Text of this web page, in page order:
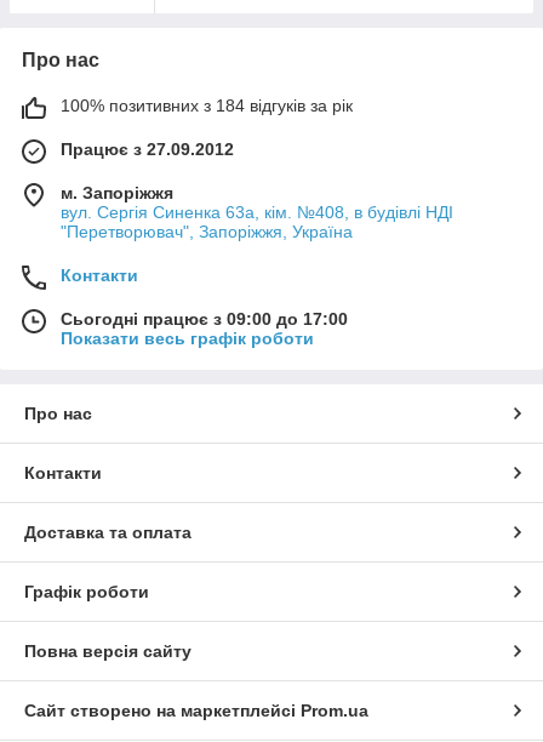
Про нас
100% позитивних з 184 відгуків за рік
Працює з 27.09.2012
м. Запоріжжя
вул. Сергія Синенка 63а, кім. №408, в будівлі НДІ
"Перетворювач", Запоріжжя, Україна
Контакти
Сьогодні працює з 09:00 до 17:00
Показати весь графік роботи
Про нас
Контакти
Доставка та оплата
Графік роботи
Повна версія сайту
Сайт створено на маркетплейсі Prom.ua